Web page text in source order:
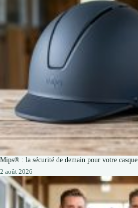
Mips® : la sécurité de demain pour votre casque
2 août 2026